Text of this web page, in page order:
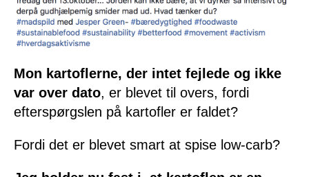
Mon kartoflerne, der intet fejlede og ikke
var over dato, er blevet til overs, fordi
efterspørgslen på kartofler er faldet?
Fordi det er blevet smart at spise low-carb?